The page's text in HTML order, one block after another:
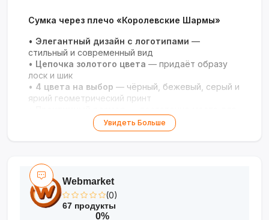
Сумка через плечо «Королевские Шармы»
• Элегантный дизайн с логотипами —
стильный и современный вид
• Цепочка золотого цвета — придаёт образу
лоск и шик
• 4 цвета на выбор — чёрный, бежевый, серый и
яркий геометрический принт
всех необходимых вещей
Универсальность— подходит для
Дополните свой образ аксессуаром с
королевским шармом!
Увидеть Больше
Webmarket
(0)
67 продукты
0%